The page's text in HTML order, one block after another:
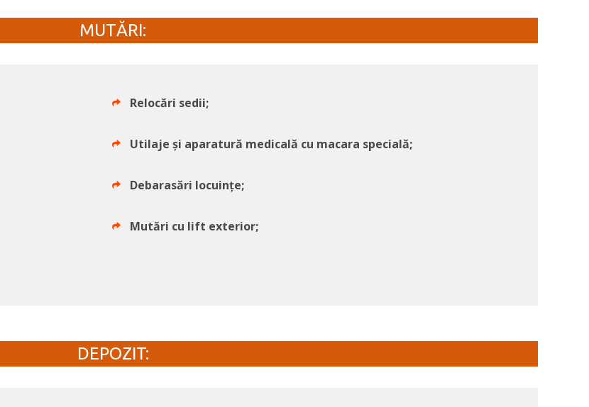
MUTĂRI:
Relocări sedii;
Utilaje și aparatură medicală cu macara specială;
Debarasări locuințe;
Mutări cu lift exterior;
DEPOZIT: